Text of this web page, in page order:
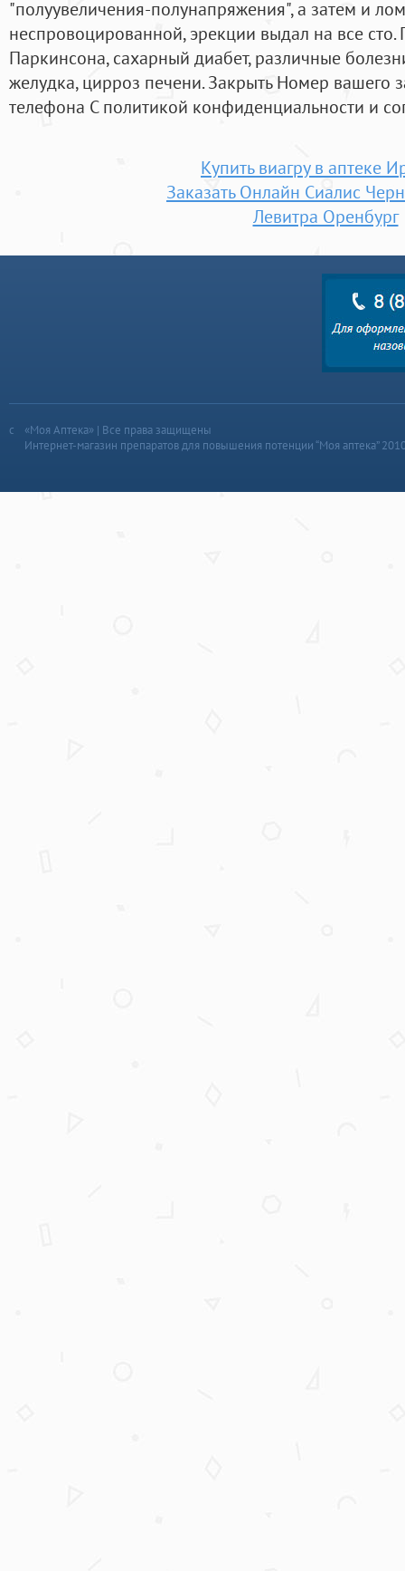
"полуувеличения-полунапряжения", а затем и
неспровоцированной, эрекции выдал на все
Паркинсона, сахарный диабет, различные
желудка, цирроз печени. Закрыть Номер вашего
телефона С политикой конфиденциальности и
Купить виагру в аптеке
Заказать Онлайн Сиалис
Левитра Оренбург
«Моя Аптека» | Все права защищены
Интернет-магазин препаратов для повышения потенции “Моя аптека”